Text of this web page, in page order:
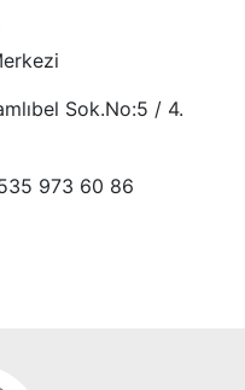
Sok.No:5 / 4.
973 60 86